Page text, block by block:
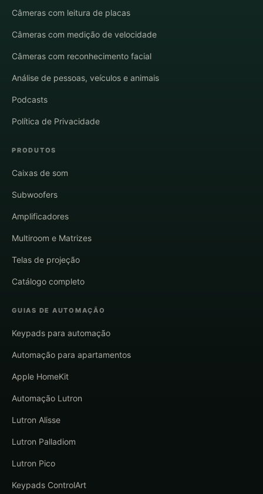
Câmeras com leitura de placas
Câmeras com medição de velocidade
Câmeras com reconhecimento facial
Análise de pessoas, veículos e animais
Podcasts
Política de Privacidade
PRODUTOS
Caixas de som
Subwoofers
Amplificadores
Multiroom e Matrizes
Telas de projeção
Catálogo completo
GUIAS DE AUTOMAÇÃO
Keypads para automação
Automação para apartamentos
Apple HomeKit
Automação Lutron
Lutron Alisse
Lutron Palladiom
Lutron Pico
Keypads ControlArt